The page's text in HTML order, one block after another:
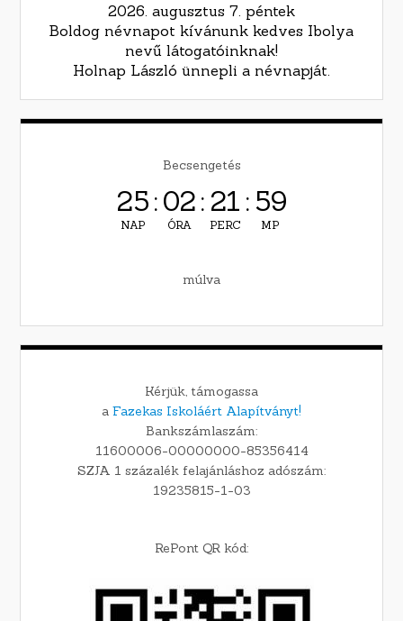
2026. augusztus 7. péntek
Boldog névnapot kívánunk kedves Ibolya
nevű látogatóinknak!
Holnap László ünnepli a névnapját.
Becsengetés
25
NAP
:02
ÓRA
: 21
PERC
: 58
MP
múlva
Kérjük, támogassa
a Fazekas Iskoláért Alapítványt!
Bankszámlaszám:
11600006-00000000-85356414
SZJA 1 százalék felajánláshoz adószám:
19235815-1-03
RePont QR kód: